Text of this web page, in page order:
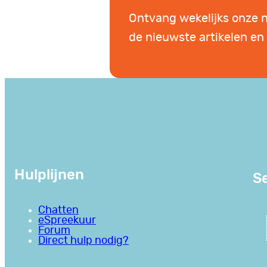
Ontvang wekelijks onze
de nieuwste artikelen en
Hulplijnen
Chatten
eSpreekuur
Forum
Direct hulp nodig?